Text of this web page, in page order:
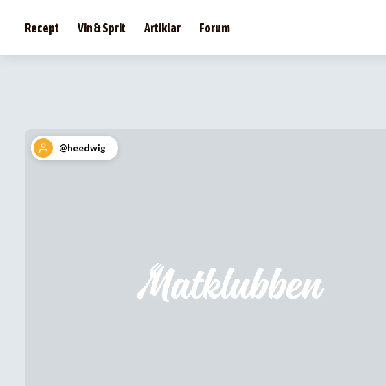
Recept Vin & Sprit Artiklar Forum
@heedwig